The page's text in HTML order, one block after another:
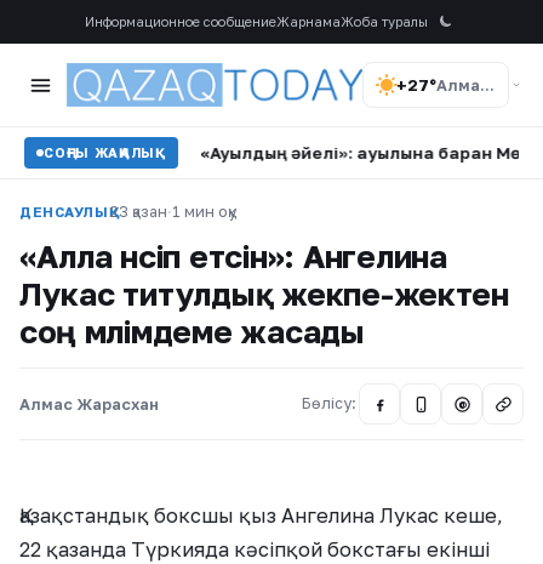
Информационное сообщениеЖарнамаЖоба туралы
+27° Алматы
СОҢҒЫ ЖАҢАЛЫҚ
кінәлі? • «Ауылдың әйелі»: ауылына барған Мөлдір
ДЕНСАУЛЫҚ23 қазан·1 мин оқу
«Алла нәсіп етсін»: Ангелина
Лукас титулдық жекпе-жектен
соң мәлімдеме жасады
Алмас Жарасхан Бөлісу: @
Қазақстандық боксшы қыз Ангелина Лукас кеше,
22 қазанда Түркияда кәсіпқой бокстағы екінші